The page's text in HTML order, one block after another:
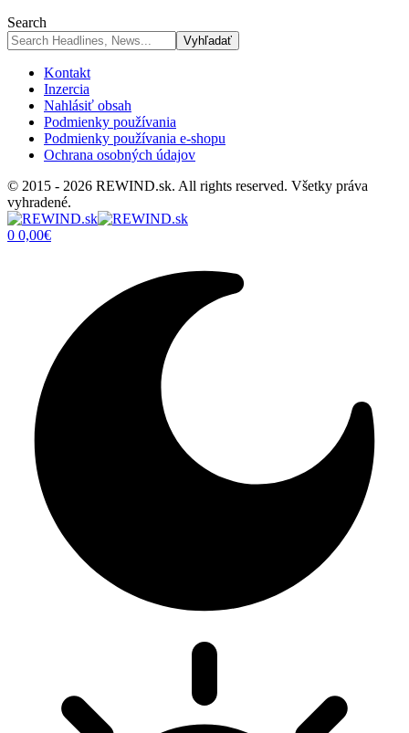
Search
Kontakt
Inzercia
Nahlásiť obsah
Podmienky používania
Podmienky používania e-shopu
Ochrana osobných údajov
© 2015 - 2026 REWIND.sk. All rights reserved. Všetky práva
vyhradené.
0 0,00€